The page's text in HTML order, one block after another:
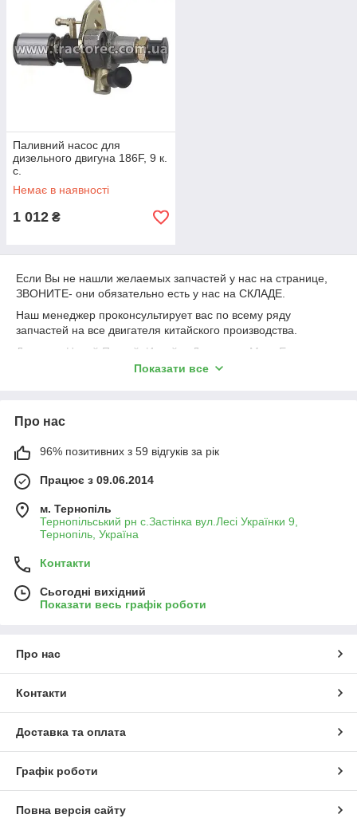
Паливний насос для
дизельного двигуна 186F, 9 к.
с.
Немає в наявності
1 012 ₴
Если Вы не нашли желаемых запчастей у нас на странице,
ЗВОНИТЕ- они обязательно есть у нас на СКЛАДЕ.
Наш менеджер проконсультирует вас по всему ряду
запчастей на все двигателя китайского производства.
Доставка Новой Почтой, Интайм, Деливери, Мист Експрес.
ОПЛАТА ПРИ ПОЛУЧЕНИИ ТОВАРА!
098-5989484
0352-493000
Показати все
Про нас
96% позитивних з 59 відгуків за рік
Працює з 09.06.2014
м. Тернопіль
Тернопільський рн с.Застінка вул.Лесі Українки 9,
Тернопіль, Україна
Контакти
Сьогодні вихідний
Показати весь графік роботи
Про нас
Контакти
Доставка та оплата
Графік роботи
Повна версія сайту